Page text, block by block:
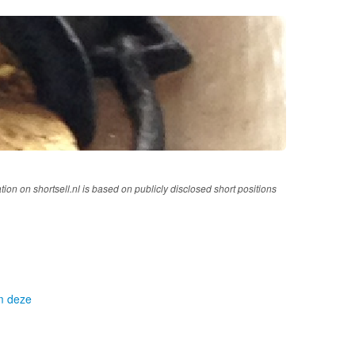
on shortsell.nl is based on publicly disclosed short positions
deze